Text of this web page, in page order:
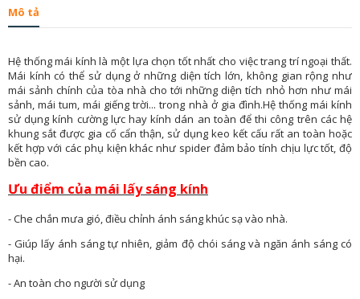
Mô tả
Hệ thống mái kính là một lựa chọn tốt nhất cho việc trang trí ngoại thất.
Mái kính có thể sử dụng ở những diện tích lớn, không gian rộng như
mái sảnh chính của tòa nhà cho tới những diện tích nhỏ hơn như mái
sảnh, mái tum, mái giếng trời... trong nhà ở gia đình.Hệ thống mái kính
sử dụng kính cường lực hay kính dán an toàn để thi công trên các hệ
khung sắt được gia cố cẩn thận, sử dụng keo kết cấu rất an toàn hoặc
kết hợp với các phụ kiện khác như spider đảm bảo tính chịu lực tốt, độ
bền cao.
Ưu điểm của mái lấy sáng kính
- Che chắn mưa gió, điều chỉnh ánh sáng khúc sạ vào nhà.
- Giúp lấy ánh sáng tự nhiên, giảm độ chói sáng và ngăn ánh sáng có
hại.
- An toàn cho người sử dụng